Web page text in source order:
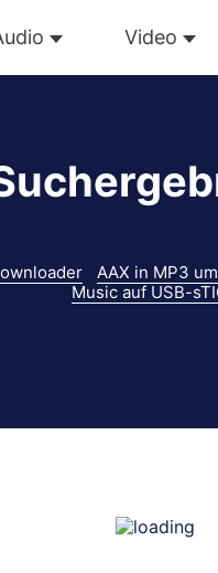
Video
AAX in MP3
Music auf USB-